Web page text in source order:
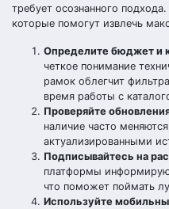
требует осознанного
которые помогут извлечь
Определите бюджет и
четкое понимание
рамок облегчит
время работы с
Проверяйте
наличие часто
актуализированными
Подписывайтесь на
платформы
что поможет поймать
Используйте